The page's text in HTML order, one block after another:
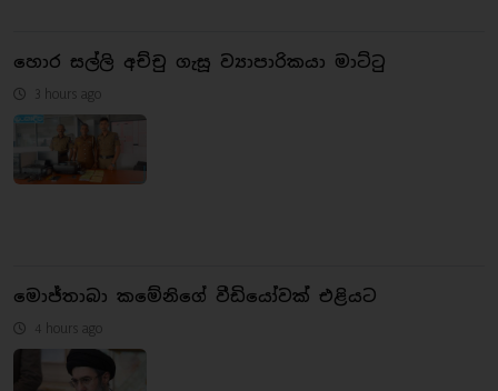
හොර සල්ලි අච්චු ගැසූ ව්‍යාපාරිකයා මාට්ටු
3 hours ago
මොජ්තාබා කමේනිගේ වීඩියෝවක් එළියට
4 hours ago